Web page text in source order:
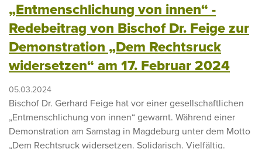
„Entmenschlichung von innen“ -
Redebeitrag von Bischof Dr. Feige zur
Demonstration „Dem Rechtsruck
widersetzen“ am 17. Februar 2024
05.03.2024
Bischof Dr. Gerhard Feige hat vor einer gesellschaftlichen
„Entmenschlichung von innen“ gewarnt. Während einer
Demonstration am Samstag in Magdeburg unter dem Motto
„Dem Rechtsruck widersetzen. Solidarisch. Vielfältig.